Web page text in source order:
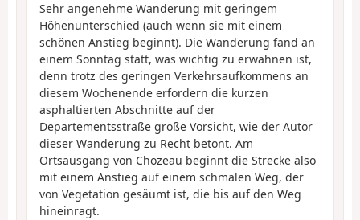
Sehr angenehme Wanderung mit geringem
Höhenunterschied (auch wenn sie mit einem
schönen Anstieg beginnt). Die Wanderung fand an
einem Sonntag statt, was wichtig zu erwähnen ist,
denn trotz des geringen Verkehrsaufkommens an
diesem Wochenende erfordern die kurzen
asphaltierten Abschnitte auf der
Departementsstraße große Vorsicht, wie der Autor
dieser Wanderung zu Recht betont. Am
Ortsausgang von Chozeau beginnt die Strecke also
mit einem Anstieg auf einem schmalen Weg, der
von Vegetation gesäumt ist, die bis auf den Weg
hineinragt.